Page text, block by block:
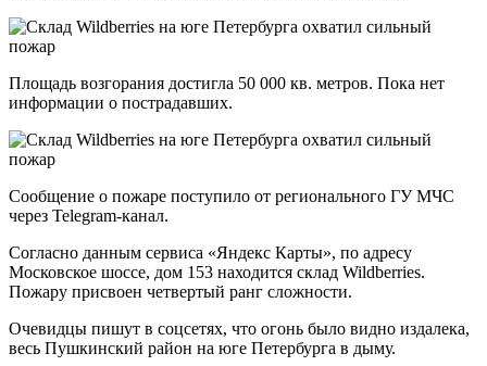
Площадь возгорания достигла 50 000 кв. метров. Пока нет
информации о пострадавших.
Сообщение о пожаре поступило от регионального ГУ МЧС
через Telegram-канал.
Согласно данным сервиса «Яндекс Карты», по адресу
Московское шоссе, дом 153 находится склад Wildberries.
Пожару присвоен четвертый ранг сложности.
Очевидцы пишут в соцсетях, что огонь было видно издалека,
весь Пушкинский район на юге Петербурга в дыму.